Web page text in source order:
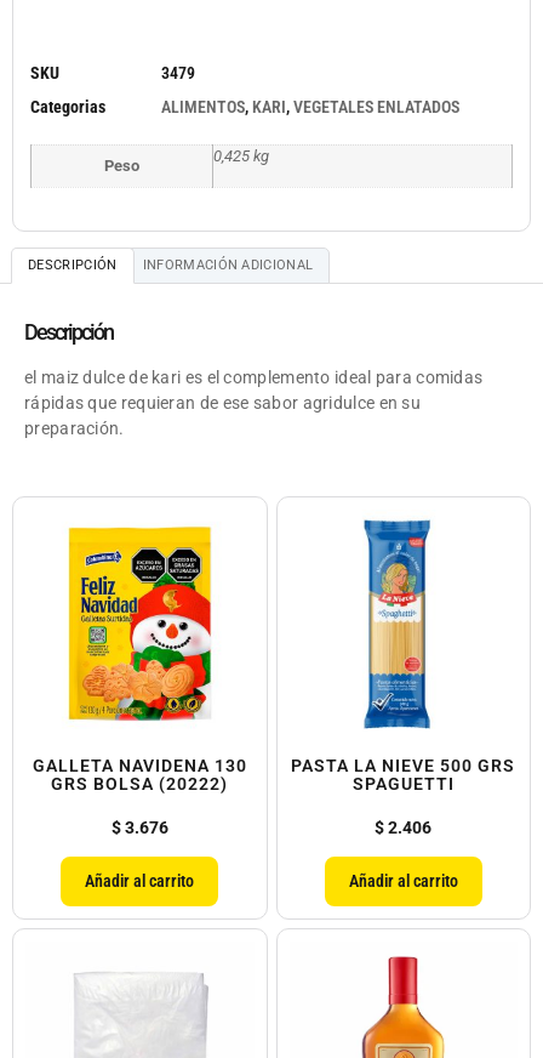
SKU
3479
Categorias
ALIMENTOS, KARI,VEGETALES ENLATADOS
Peso
0,425 kg
DESCRIPCIÓN INFORMACIÓN ADICIONAL
Descripción
el maiz dulce de kari es el complemento ideal para comidas
rápidas que requieran de ese sabor agridulce en su
preparación.
GALLETA NAVIDENA 130
GRS BOLSA (20222)
$3.676
Añadir al carrito
PASTA LA NIEVE 500 GRS
SPAGUETTI
$2.406
Añadir al carrito